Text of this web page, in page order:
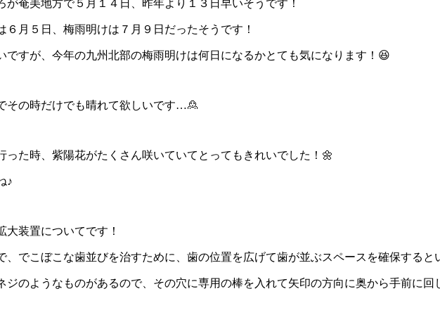
奄美地方で５月１４日、昨年より１３日早いそうです！
月５日、梅雨明けは７月９日だったそうです！
ですが、今年の九州北部の梅雨明けは何日になるかとても気になります！😆
その時だけでも晴れて欲しいです…🙎
った時、紫陽花がたくさん咲いていてとってもきれいでした！🌼
♪
装置についてです！
でこぼこな歯並びを治すために、歯の位置を広げて歯が並ぶスペースを確保すると
のようなものがあるので、その穴に専用の棒を入れて矢印の方向に奥から手前に回